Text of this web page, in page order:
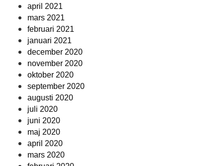
april 2021
mars 2021
februari 2021
januari 2021
december 2020
november 2020
oktober 2020
september 2020
augusti 2020
juli 2020
juni 2020
maj 2020
april 2020
mars 2020